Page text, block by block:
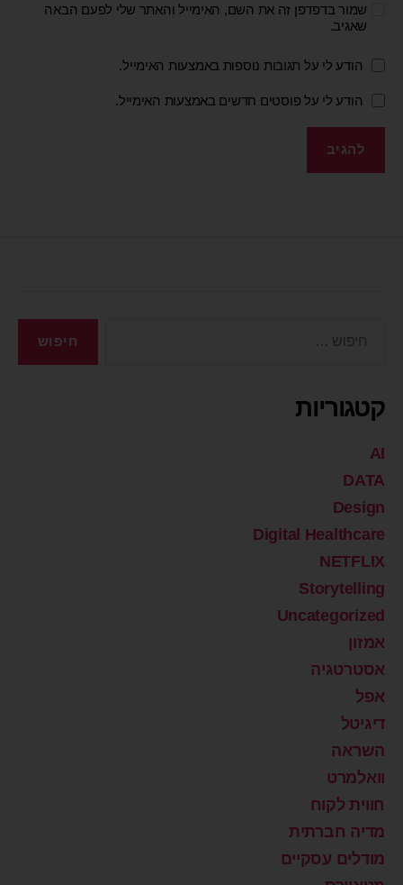
שמור בדפדפן זה את השם, האימייל והאתר שלי לפעם הבאה
שאגיב.
הודע לי על תגובות נוספות באמצעות האימייל.
הודע לי על פוסטים חדשים באמצעות האימייל.
קטגוריות
AI
DATA
Design
Digital Healthcare
NETFLIX
Storytelling
Uncategorized
אמזון
אסטרטגיה
אפל
דיגיטל
השראה
וואלמרט
חווית לקוח
מדיה חברתית
מודלים עסקיים